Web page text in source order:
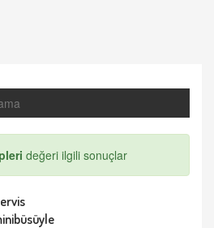
değeri ilgili sonuçlar